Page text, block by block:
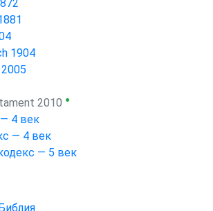
1904
2010 ●
4 век
— 4 век
— 5 век